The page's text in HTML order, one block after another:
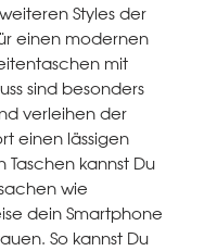
Styles der
einen modernen
mit
sind besonders
verleihen der
einen lässigen
Taschen kannst Du
wie
dein Smartphone
So kannst Du